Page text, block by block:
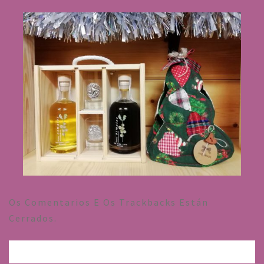
Os Comentarios E Os Trackbacks Están
Cerrados.